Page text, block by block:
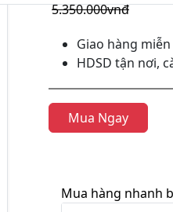
5.350.000vnđ
Giao hàng
HDSD tận nơi,
Mua Ngay
Mua hàng nhanh